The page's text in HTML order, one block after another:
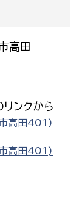
高田
ンクから
市高田401)
市高田401)